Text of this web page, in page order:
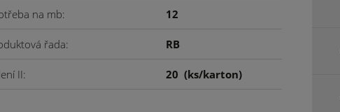
na mb 12
řada RB
II 20(ks/karton)